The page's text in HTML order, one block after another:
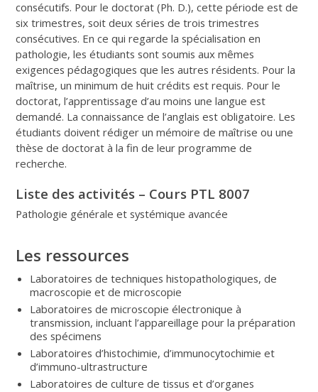
consécutifs. Pour le doctorat (Ph. D.), cette période est de
six trimestres, soit deux séries de trois trimestres
consécutives. En ce qui regarde la spécialisation en
pathologie, les étudiants sont soumis aux mêmes
exigences pédagogiques que les autres résidents. Pour la
maîtrise, un minimum de huit crédits est requis. Pour le
doctorat, l’apprentissage d’au moins une langue est
demandé. La connaissance de l’anglais est obligatoire. Les
étudiants doivent rédiger un mémoire de maîtrise ou une
thèse de doctorat à la fin de leur programme de
recherche.
Liste des activités – Cours PTL 8007
Pathologie générale et systémique avancée
Les ressources
Laboratoires de techniques histopathologiques, de
macroscopie et de microscopie
Laboratoires de microscopie électronique à
transmission, incluant l’appareillage pour la préparation
des spécimens
Laboratoires d’histochimie, d’immunocytochimie et
d’immuno-ultrastructure
Laboratoires de culture de tissus et d’organes